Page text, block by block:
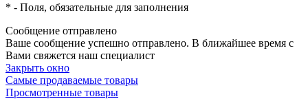
* - Поля, обязательные для заполнения
Сообщение отправлено
Ваше сообщение успешно отправлено. В ближайшее время с
Вами свяжется наш специалист
Закрыть окно
Самые продаваемые товары
Просмотренные товары